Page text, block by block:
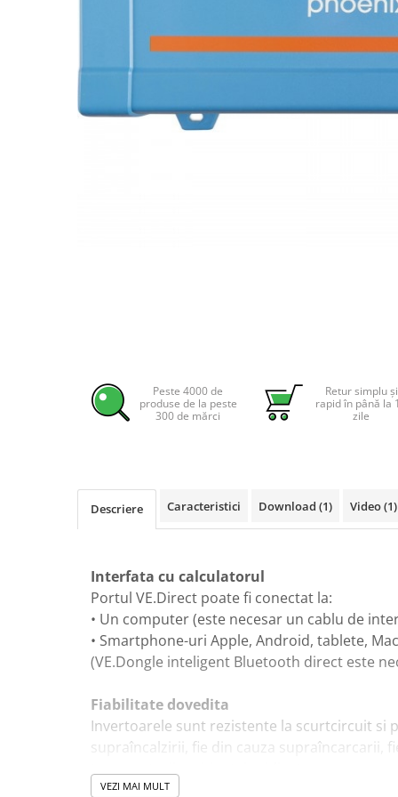
Panouri fotovoltaice si accesorii
fotovoltaice
Pachete complete stocare energie
Sisteme fotovoltaice de putere
mica (rulota/caravan/case de
Pachete sisteme fotovoltaice
Statii de incarcare vehicule
Statii de incarcare
Cabluri de incarcare vehicule
Prize de incarcare vehicule
Turbine eoliene pentru casă
Peste 4000 de
produse de la peste
300 de mărci
Retur simplu și
rapid în până la
zile
Descriere Caracteristici Download (1) Video(1)
Interfata cu calculatorul
Portul VE.Direct poate fi conectat la:
• Un computer (este necesar un cablu de
• Smartphone-uri Apple, Android, tablete,
(VE.Dongle inteligent Bluetooth direct este
Fiabilitate dovedita
Invertoarele sunt rezistente la scurtcircuit si
supraîncalzirii, fie din cauza supraîncarcarii,
VEZI MAI MULT